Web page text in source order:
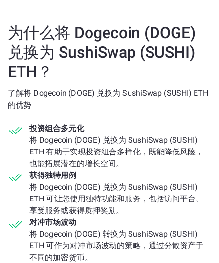
为什么将 Dogecoin (DOGE)
兑换为 SushiSwap (SUSHI)
ETH？
了解将 Dogecoin (DOGE) 兑换为 SushiSwap (SUSHI) ETH
的优势
投资组合多元化
将 Dogecoin (DOGE) 兑换为 SushiSwap (SUSHI)
ETH 有助于实现投资组合多样化，既能降低风险，
也能拓展潜在的增长空间。
获得独特用例
将 Dogecoin (DOGE) 兑换为 SushiSwap (SUSHI)
ETH 可让您使用独特功能和服务，包括访问平台、
享受服务或获得质押奖励。
对冲市场波动
将 Dogecoin (DOGE) 转换为 SushiSwap (SUSHI)
ETH 可作为对冲市场波动的策略，通过分散资产于
不同的加密货币。